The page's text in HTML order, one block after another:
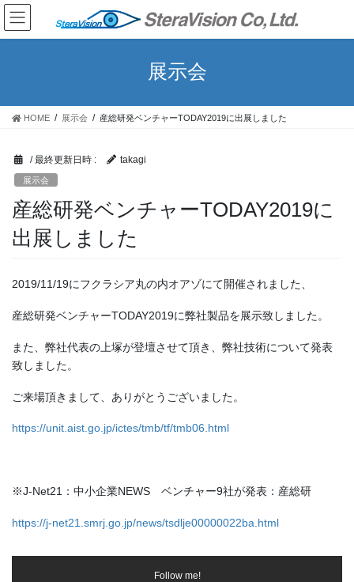
コ
ン
テ
ス
ナ
ビ
ゲ
ン
展示会
HOME 展示会 産総研発ベンチャーTODAY2019に出展しました
/ 最終更新日時 : takagi
展示会
産総研発ベンチャーTODAY2019に
出展しました
2019/11/19にフクラシア丸の内オアゾにて開催されました、
産総研発ベンチャーTODAY2019に弊社製品を展示致しました。
また、弊社代表の上塚が登壇させて頂き、弊社技術について発表
致しました。
ご来場頂きまして、ありがとうございました。
https://unit.aist.go.jp/ictes/tmb/tf/tmb06.html
※J-Net21：中小企業NEWS ベンチャー9社が発表：産総研
https://j-net21.smrj.go.jp/news/tsdlje00000022ba.html
Follow me!